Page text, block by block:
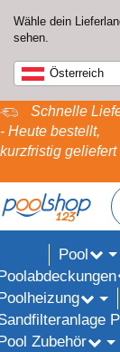
Wähle dein
sehen.
Österreich
Schnelle
- Heute bestellt,
kurzfristig geliefert
Pool
Zubehör